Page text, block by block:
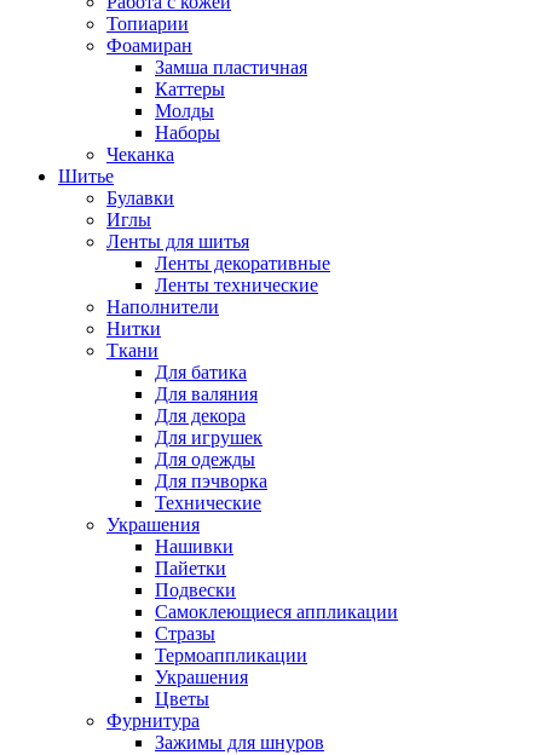
Топиарии
Фоамиран
Замша пластичная
Каттеры
Молды
Наборы
Чеканка
Шитье
Булавки
Иглы
Ленты для шитья
Ленты декоративные
Ленты технические
Наполнители
Нитки
Ткани
Для батика
Для валяния
Для декора
Для игрушек
Для одежды
Для пэчворка
Технические
Украшения
Нашивки
Пайетки
Подвески
Самоклеющиеся аппликации
Стразы
Термоаппликации
Украшения
Цветы
Фурнитура
Зажимы для шнуров